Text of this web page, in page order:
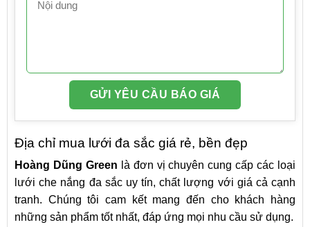
Địa chỉ mua lưới đa sắc giá rẻ, bền đẹp
Hoàng Dũng Green là đơn vị chuyên cung cấp các loại
lưới che nắng đa sắc uy tín, chất lượng với giá cả cạnh
tranh. Chúng tôi cam kết mang đến cho khách hàng
những sản phẩm tốt nhất, đáp ứng mọi nhu cầu sử dụng.